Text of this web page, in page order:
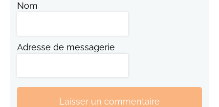
Nom
Adresse de messagerie
Laisser un commentaire